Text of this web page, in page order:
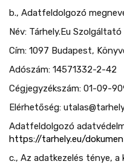
b., Adatfeldolgozó
Név: Tárhely.Eu
Cím: 1097 Budapest,
Adószám: 14571332-2-42
Cégjegyzékszám: 01-09-
Elérhetőség:
Adatfeldolgozó
https://tarhely.eu/
c., Az adatkezelés ténye,